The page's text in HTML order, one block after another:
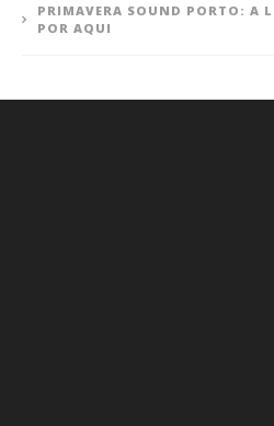
PRIMAVERA SOUND PORTO: A
POR AQUI